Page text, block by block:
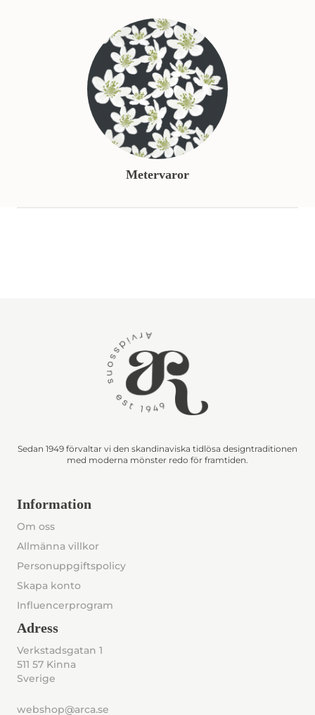
Metervaror
Sedan 1949 förvaltar vi den skandinaviska tidlösa designtraditionen
med moderna mönster redo för framtiden.
Information
Om oss
Allmänna villkor
Personuppgiftspolicy
Skapa konto
Influencerprogram
Adress
Verkstadsgatan 1
511 57 Kinna
Sverige
webshop@arca.se